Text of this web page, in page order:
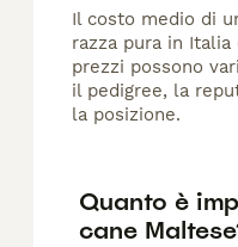
Il costo medio di
razza pura in Italia
prezzi possono
il pedigree, la
la posizione.
Quanto è
cane